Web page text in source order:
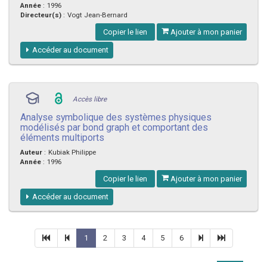
Année : 1996
Directeur(s) : Vogt Jean-Bernard
Copier le lien Ajouter à mon panier
Accéder au document
Accès libre
Analyse symbolique des systèmes physiques
modélisés par bond graph et comportant des
éléments multiports
Auteur : Kubiak Philippe
Année : 1996
Copier le lien Ajouter à mon panier
Accéder au document
1 2 3 4 5 6